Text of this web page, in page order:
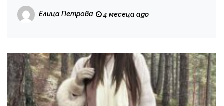
дистанцирана от майка си
Елица Петрова 4 месеца ago